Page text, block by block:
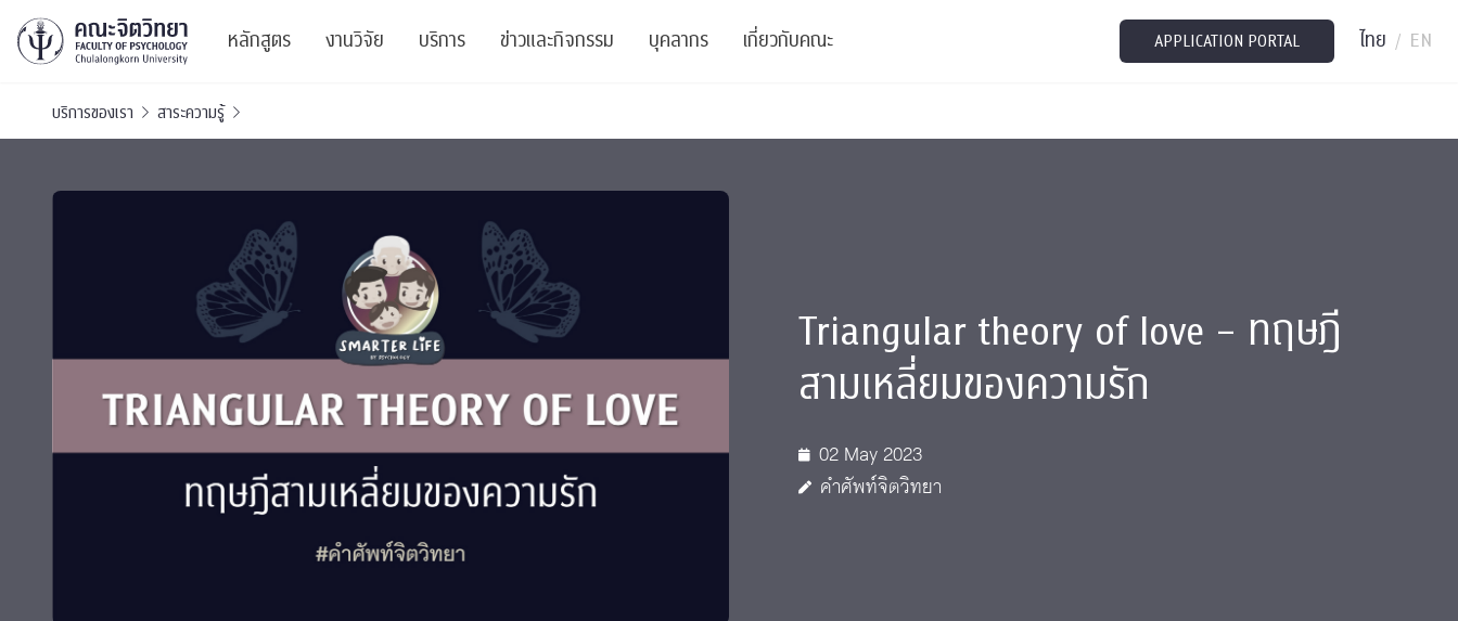
หลักสูตร
ปริญญาบัณฑิต
หลักสูตรปริญญาตรี
บัณฑิตศึกษา
หลักสูตรปริญญาโทและ
ปริญญาเอก
นิสิตปัจจุบัน
งานวิจัย
ผลงานตีพิมพ์
งานประชุมวิชาการ
งานประชุมวิชาการระดับนานาชาติ
TICP 2023
SSBW Activities
ทุนและรางวัล
บริการ
PSY Stats Clinic
ศูนย์สุขภาวะทางจิต
ศูนย์จิตวิทยาเพื่อประสิทธิภาพองค์กร
Life Di
CU Radio
ข่าวและกิจกรรม
เสวนาและบรรยายพิเศษ
โครงการอบรม
ตำแหน่งงาน
บุคลากร
เจ้าหน้าที่
เกี่ยวกับคณะ
รายงานประจำปี
ติดต่อเรา
Intranet
APPLICATION PORTAL ไทย / EN
บริการของเรา สาระความรู้
Triangular theory of love – ทฤษฎี
สามเหลี่ยมของความรัก
02 May 2023
คำศัพท์จิตวิทยา